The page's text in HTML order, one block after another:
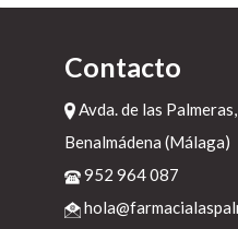
Contacto
Avda. de las
Benalmádena (Málaga)
952 964 087